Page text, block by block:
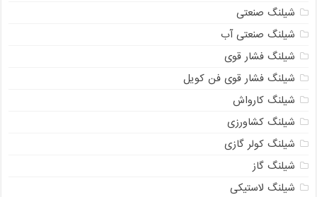
شیلنگ صنعتی
شیلنگ صنعتی آب
شیلنگ فشار قوی
شیلنگ فشار قوی فن کویل
شیلنگ کارواش
شیلنگ کشاورزی
شیلنگ کولر گازی
شیلنگ گاز
شیلنگ لاستیکی